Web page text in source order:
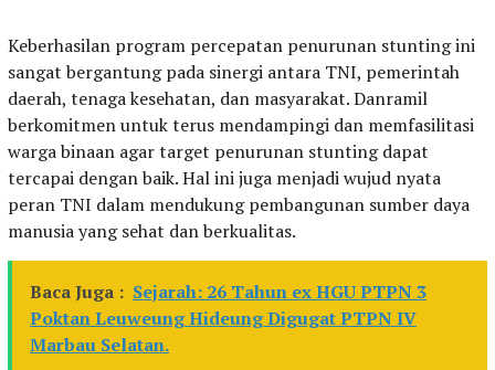
Keberhasilan program percepatan penurunan stunting ini
sangat bergantung pada sinergi antara TNI, pemerintah
daerah, tenaga kesehatan, dan masyarakat. Danramil
berkomitmen untuk terus mendampingi dan memfasilitasi
warga binaan agar target penurunan stunting dapat
tercapai dengan baik. Hal ini juga menjadi wujud nyata
peran TNI dalam mendukung pembangunan sumber daya
manusia yang sehat dan berkualitas.
Baca Juga : Sejarah: 26 Tahun ex HGU PTPN 3
Poktan Leuweung Hideung Digugat PTPN IV
Marbau Selatan.